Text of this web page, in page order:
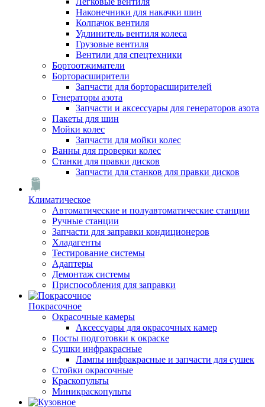
Наконечники для накачки шин
Колпачок вентиля
Удлинитель вентиля колеса
Грузовые вентиля
Вентили для спецтехники
Бортоотжиматели
Борторасширители
Запчасти для борторасширителей
Генераторы азота
Запчасти и аксессуары для генераторов азота
Пакеты для шин
Мойки колес
Запчасти для мойки колес
Ванны для проверки колес
Станки для правки дисков
Запчасти для станков для правки дисков
Климатическое
Автоматические и полуавтоматические станции
Ручные станции
Запчасти для заправки кондиционеров
Хладагенты
Тестирование системы
Адаптеры
Демонтаж системы
Приспособления для заправки
Покрасочное
Окрасочные камеры
Аксессуары для окрасочных камер
Посты подготовки к окраске
Сушки инфракрасные
Лампы инфракрасные и запчасти для сушек
Стойки окрасочные
Краскопульты
Миникраскопульты